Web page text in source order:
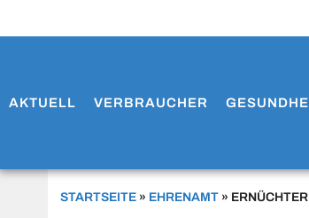
AKTUELL VERBRAUCHER
STARTSEITE » EHRENAMT »